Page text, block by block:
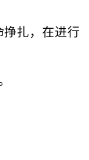
扎，在进行